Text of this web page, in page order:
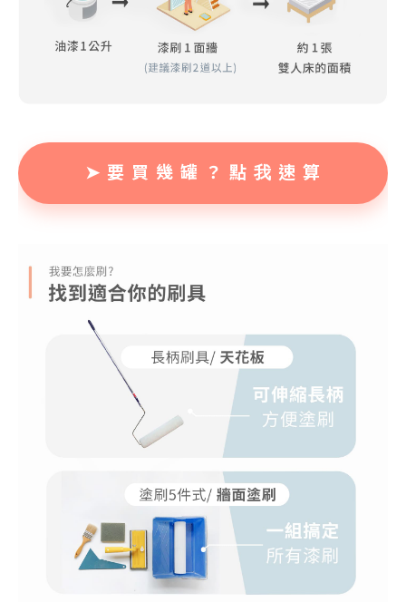
➤ 要 買 幾 罐 ？ 點 我 速 算